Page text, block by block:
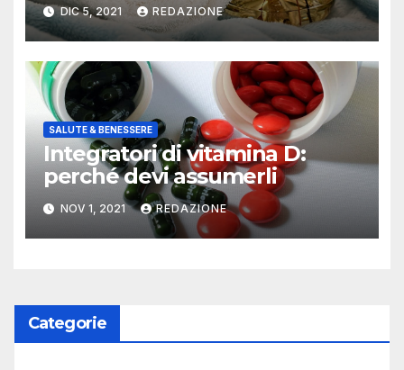
DIC 5, 2021 REDAZIONE
SALUTE & BENESSERE
Integratori di vitamina D:
perché devi assumerli
NOV 1, 2021 REDAZIONE
Categorie